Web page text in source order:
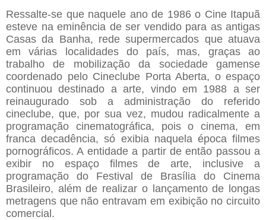
Ressalte-se que naquele ano de 1986 o Cine Itapuã
esteve na eminência de ser vendido para as antigas
Casas da Banha, rede supermercados que atuava
em várias localidades do país, mas, graças ao
trabalho de mobilização da sociedade gamense
coordenado pelo Cineclube Porta Aberta, o espaço
continuou destinado a arte, vindo em 1988 a ser
reinaugurado sob a administração do referido
cineclube, que, por sua vez, mudou radicalmente a
programação cinematográfica, pois o cinema, em
franca decadência, só exibia naquela época filmes
pornográficos. A entidade a partir de então passou a
exibir no espaço filmes de arte, inclusive a
programação do Festival de Brasília do Cinema
Brasileiro, além de realizar o lançamento de longas
metragens que não entravam em exibição no circuito
comercial.